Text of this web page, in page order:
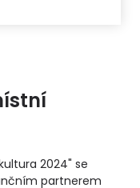
2024" se
partnerem